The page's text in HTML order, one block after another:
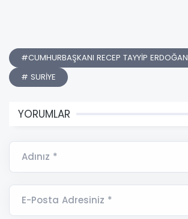
#CUMHURBAŞKANI RECEP TAYYİP ERDOĞAN
# SURİYE
YORUMLAR
Adınız *
E-Posta Adresiniz *